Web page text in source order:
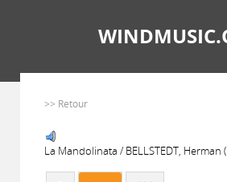
>> Retour
La Mandolinata / BELLSTEDT, Herman